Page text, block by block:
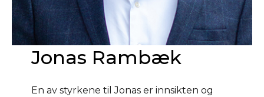
Jonas Rambæk
En av styrkene til Jonas er innsikten og